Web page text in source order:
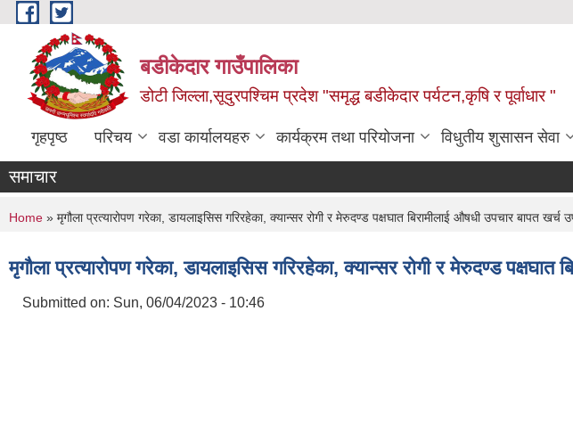
Skip to main content
बडीकेदार गाउँपालिका
डोटी जिल्ला,सूदुरपश्चिम प्रदेश "समृद्ध बडीकेदार पर्यटन,कृषि र पूर्वाधार "
गृहपृष्ठ परिचय वडा कार्यालयहरु कार्यक्रम तथा परियोजना विधुतीय शुसासन सेवा
समाचार
You are here
Home » मृगौला प्रत्यारोपण गरेका, डायलाइसिस गरिरहेका, क्यान्सर रोगी र मेरुदण्ड पक्षघात बिरामीलाई औषधी उपचार बापत खर्च
मृगौला प्रत्यारोपण गरेका, डायलाइसिस गरिरहेका, क्यान्सर रोगी र मेरुदण्ड
Submitted on: Sun, 06/04/2023 - 10:46